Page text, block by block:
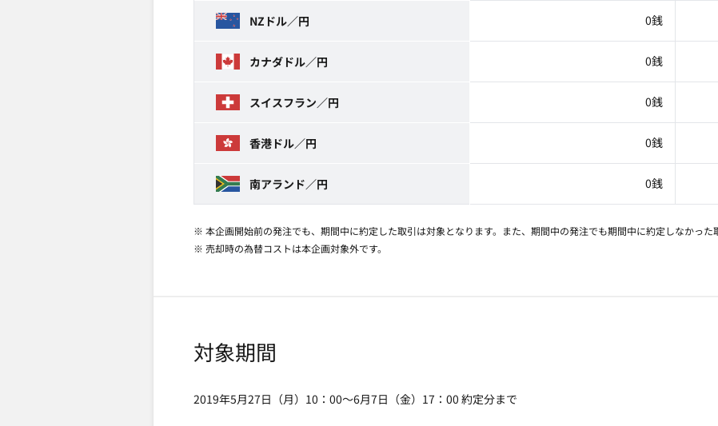
NZドル／円 0銭
カナダドル／円 0銭
スイスフラン／円 0銭
香港ドル／円 0銭
南アランド／円 0銭
※ 本企画開始前の発注でも、期間中に約定した取引は対象となります。また、期間中の発注でも期間中に約定しなかった
※ 売却時の為替コストは本企画対象外です。
対象期間
2019年5月27日（月）10：00～6月7日（金）17：00 約定分まで